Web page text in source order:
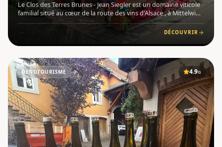
Le Clos des Terres Brunes - Jean Siegler est un domaine viticole
familial situé au cœur de la route des vins d'Alsace , à Mittelwihr
(68630), en Alsace . Transmis de père en fils depuis 1784 , il
cultive une passion profonde pour l'élaborat
DÉCOUVRIR
OENOTOURISME 4.9G